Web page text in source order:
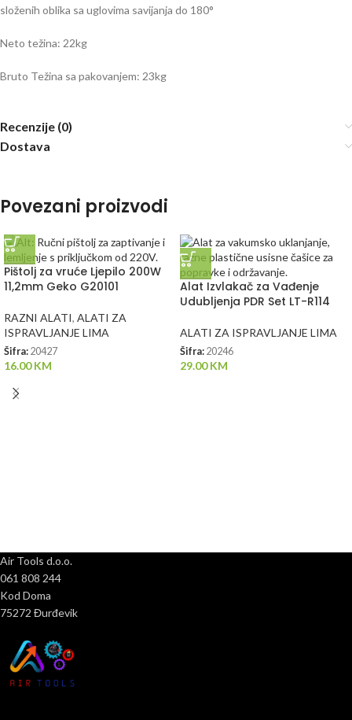
složenih oblika sa uglovima savijanja do 180°
Neto težina: 22kg
Bruto Težina sa pakovanjem: 23kg
Recenzije (0)
Dostava
Povezani proizvodi
Pištolj za vruće Ljepilo 200W
11,2mm Geko G20101
RAZNI ALATI, ALATI ZA
ISPRAVLJANJE LIMA
Šifra: 20427
16.00KM
Alat Izvlakač za Vađenje
Udubljenja PDR Set LT-R114
ALATI ZA ISPRAVLJANJE LIMA
Šifra: 20246
29.00KM
Air Tools d.o.o.
061 808 244
Kod Doma
75272 Đurđevik